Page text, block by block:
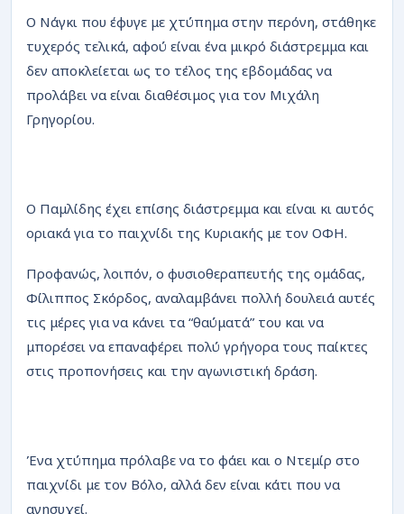
Ο Νάγκι που έφυγε με χτύπημα στην περόνη, στάθηκε
τυχερός τελικά, αφού είναι ένα μικρό διάστρεμμα και
δεν αποκλείεται ως το τέλος της εβδομάδας να
προλάβει να είναι διαθέσιμος για τον Μιχάλη
Γρηγορίου.
Ο Παμλίδης έχει επίσης διάστρεμμα και είναι κι αυτός
οριακά για το παιχνίδι της Κυριακής με τον ΟΦΗ.
Προφανώς, λοιπόν, ο φυσιοθεραπευτής της ομάδας,
Φίλιππος Σκόρδος, αναλαμβάνει πολλή δουλειά αυτές
τις μέρες για να κάνει τα “θαύματά” του και να
μπορέσει να επαναφέρει πολύ γρήγορα τους παίκτες
στις προπονήσεις και την αγωνιστική δράση.
Ένα χτύπημα πρόλαβε να το φάει και ο Ντεμίρ στο
παιχνίδι με τον Βόλο, αλλά δεν είναι κάτι που να
ανησυχεί.